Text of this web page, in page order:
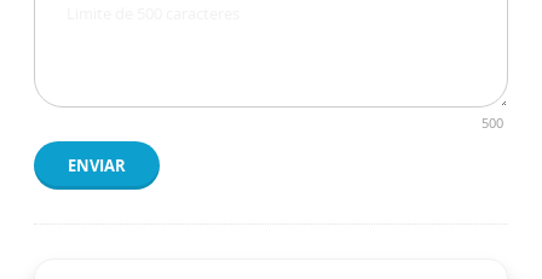
500
ENVIAR